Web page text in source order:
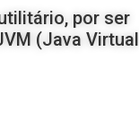
por ser
(Java Virtual